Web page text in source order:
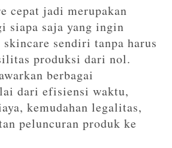
cepat jadi merupakan
siapa saja yang ingin
sendiri tanpa harus
produksi dari nol.
berbagai
dari efisiensi waktu,
kemudahan legalitas,
peluncuran produk ke